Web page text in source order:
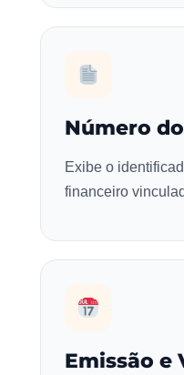
Número
Exibe o
financeiro
Emissão e